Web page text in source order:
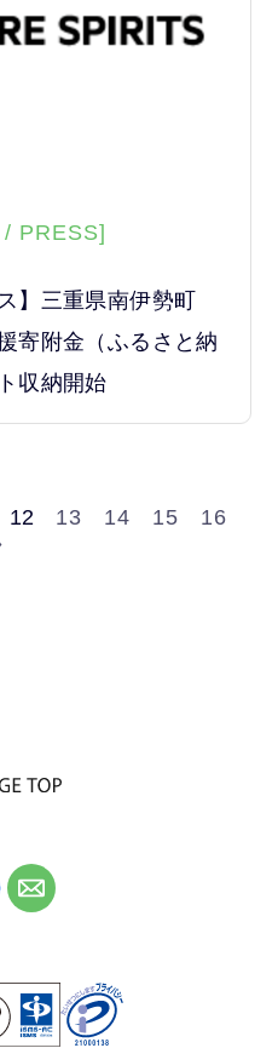
PRESS]
】三重県南伊勢町
寄附金（ふるさと納
収納開始
12 13 14 15
16